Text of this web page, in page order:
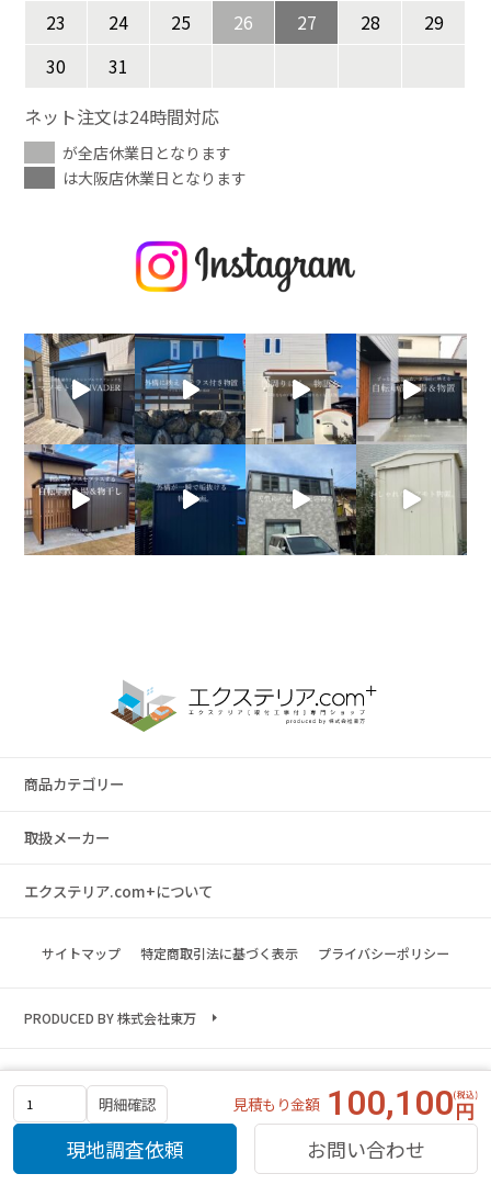
明細確認 見積もり金額 100,100
現地調査依頼 お問い合わせ
23
24 25 26 27 28
29
30
31
ネット注文は24時間対応
が全店休業日となります
は大阪店休業日となります
商品カテゴリー
取扱メーカー
エクステリア.com+について
サイトマップ 特定商取引法に基づく表示 プライバシーポリシー
PRODUCED BY 株式会社東万
Copyright © 2023 exterior.com All rights reserved.